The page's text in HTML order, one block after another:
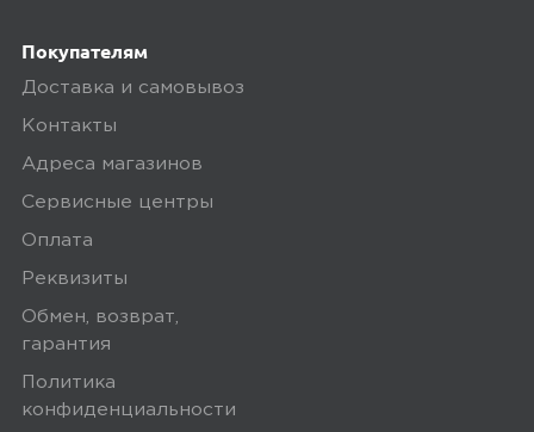
осмотр не более 15 минут.
Покупателям
Доставка и самовывоз
Контакты
Адреса магазинов
Сервисные центры
Оплата
Реквизиты
Обмен, возврат,
гарантия
Политика
конфиденциальности